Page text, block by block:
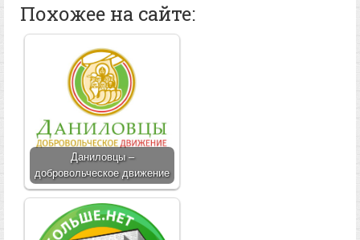
Похожее на сайте:
Даниловцы –
добровольческое движение